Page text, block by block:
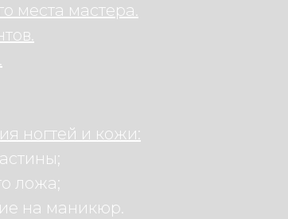
места мастера.
ногтей и кожи:
ложа;
на маникюр.